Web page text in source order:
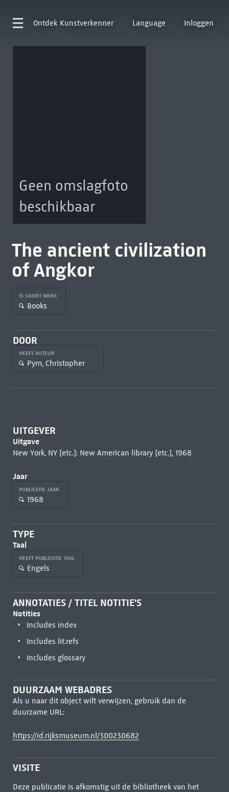
Ontdek Kunstverkenner Language Inloggen
Geen omslagfoto
beschikbaar
The ancient civilization
of Angkor
IS SOORT WERK
Books
DOOR
HEEFT AUTEUR
Pym, Christopher
UITGEVER
Uitgave
New York, NY [etc.]: New American library [etc.], 1968
Jaar
PUBLICATIE JAAR
1968
TYPE
Taal
HEEFT PUBLICATIE TAAL
Engels
ANNOTATIES / TITEL NOTITIE'S
Notities
Includes index
Includes lit.refs
Includes glossary
DUURZAAM WEBADRES
Als u naar dit object wilt verwijzen, gebruik dan de
duurzame URL:
https://id.rijksmuseum.nl/300230682
VISITE
Deze publicatie is afkomstig uit de bibliotheek van het